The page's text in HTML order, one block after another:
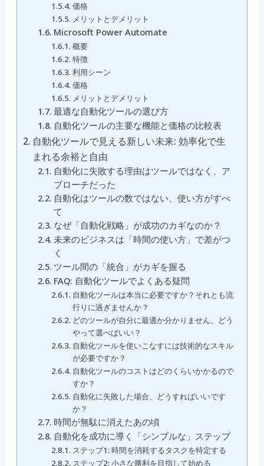
価格
メリットとデメリット
Microsoft Power Automate
概要
特徴
利用シーン
価格
メリットとデメリット
最適な自動化ツールの選び方
自動化ツールの主要な機能と価格の比較表
自動化ツールで見える新しい未来: 効率化で生
まれる余裕と自由
自動化に失敗する理由はツールではなく、ア
プローチだった
自動化はツールの数ではない、使い方がすべ
て
なぜ「自動化戦略」が成功のカギなのか？
未来のビジネスは「時間の使い方」で差がつ
く
ツール間の「統合」がカギを握る
FAQ: 自動化ツールでよくある疑問
自動化ツールは本当に必要ですか？それとも流
行りに過ぎませんか？
どのツールが自分に最適か分かりません。どう
やって選べばいい？
自動化ツールを使いこなすには技術的なスキル
が必要ですか？
自動化ツールのコストはどのくらいかかるので
すか？
自動化に失敗した場合、どうすればいいです
か？
時間が無駄に消えたあの頃
自動化を成功に導く「シンプルな」ステップ
ステップ1: 時間を消耗するタスクを特定する
ステップ2: 小さな勝利を目指して始める